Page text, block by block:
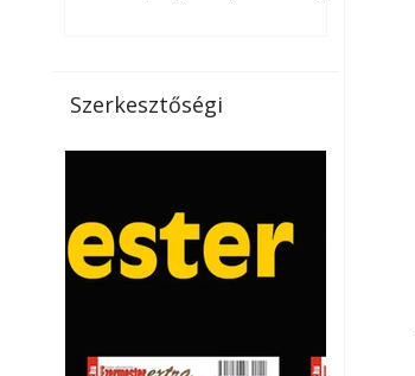
paradicsomot sokszor
gazdasági érettségben, azaz
Utóérik eközben, de nem lesz
olyan ízű, mint amit a saját
kertünkben, biológiai
tárolható h
Szerkesztőségi